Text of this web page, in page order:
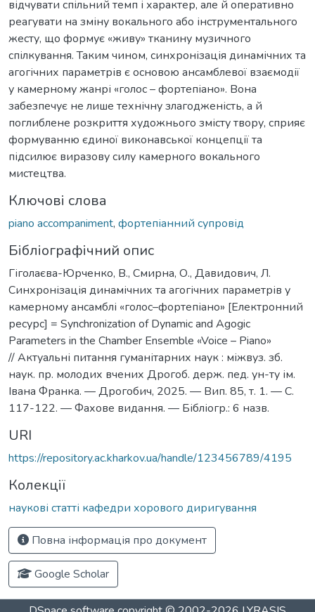
відчувати спільний темп і характер, але й оперативно
реагувати на зміну вокального або інструментального
жесту, що формує «живу» тканину музичного
спілкування. Таким чином, синхронізація динамічних та
агогічних параметрів є основою ансамблевої взаємодії
у камерному жанрі «голос – фортепіано». Вона
забезпечує не лише технічну злагодженість, а й
поглиблене розкриття художнього змісту твору, сприяє
формуванню єдиної виконавської концепції та
підсилює виразову силу камерного вокального
мистецтва.
Ключові слова
piano accompaniment, фортепіанний супровід
Бібліографічний опис
Гіголаєва-Юрченко, В., Смирна, О., Давидович, Л.
Синхронізація динамічних та агогічних параметрів у
камерному ансамблі «голос–фортепіано» [Електронний
ресурс] = Synchronization of Dynamic and Agogic
Parameters in the Chamber Ensemble «Voice – Piano»
// Актуальні питання гуманітарних наук : міжвуз. зб.
наук. пр. молодих вчених Дрогоб. держ. пед. ун-ту ім.
Івана Франка. — Дрогобич, 2025. — Вип. 85, т. 1. — С.
117-122. — Фахове видання. — Бібліогр.: 6 назв.
URI
https://repository.ac.kharkov.ua/handle/123456789/4195
Колекції
наукові статті кафедри хорового диригування
Повна інформація про документ
Google Scholar